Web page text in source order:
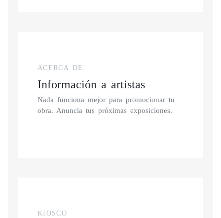
ACERCA DE:
Información a artistas
Nada funciona mejor para promocionar tu
obra. Anuncia tus próximas exposiciones.
KIOSCO